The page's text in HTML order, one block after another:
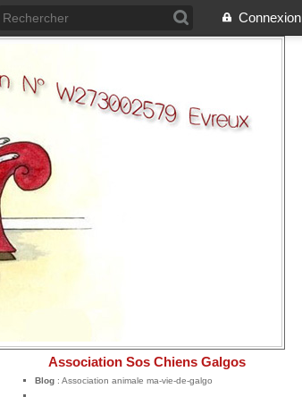
Connexion
Association Sos Chiens Galgos
Blog : Association animale ma-vie-de-galgo